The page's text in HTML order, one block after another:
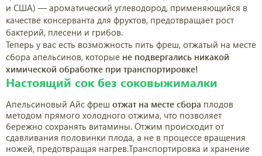
и США) — ароматический углеводород, применяющийся в
качестве консерванта для фруктов, предотвращает рост
бактерий, плесени и грибов.
Теперь у вас есть возможность пить фреш, отжатый на месте
сбора апельсинов, которые не подвергались никакой
химической обработке при транспортировке!
Настоящий сок без соковыжималки
Апельсиновый Айс фреш отжат на месте сбора плодов
методом прямого холодного отжима, что позволяет
бережно сохранять витамины. Отжим происходит от
сдавливания половинки плода, а не в процессе вращения
ножей, предотвращая нагрев.Транспортировка и хранение